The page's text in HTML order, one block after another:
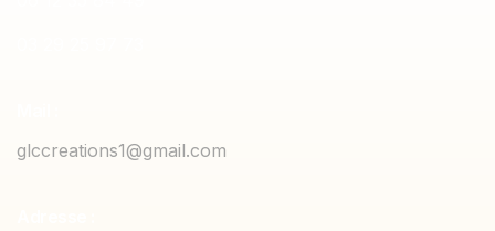
glccreations1@gmail.com